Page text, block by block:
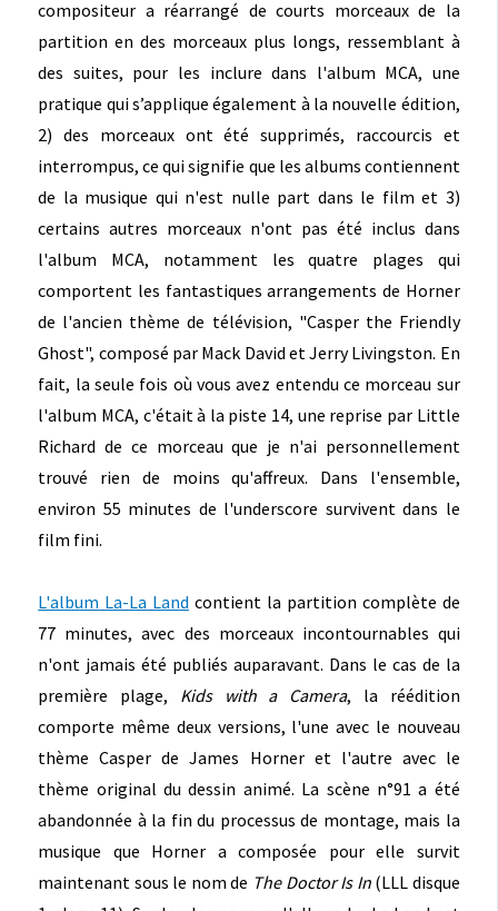
compositeur a réarrangé de courts morceaux de la
partition en des morceaux plus longs, ressemblant à
des suites, pour les inclure dans l'album MCA, une
pratique qui s’applique également à la nouvelle édition,
2) des morceaux ont été supprimés, raccourcis et
interrompus, ce qui signifie que les albums contiennent
de la musique qui n'est nulle part dans le film et 3)
certains autres morceaux n'ont pas été inclus dans
l'album MCA, notamment les quatre plages qui
comportent les fantastiques arrangements de Horner
de l'ancien thème de télévision, "Casper the Friendly
Ghost", composé par Mack David et Jerry Livingston. En
fait, la seule fois où vous avez entendu ce morceau sur
l'album MCA, c'était à la piste 14, une reprise par Little
Richard de ce morceau que je n'ai personnellement
trouvé rien de moins qu'affreux. Dans l'ensemble,
environ 55 minutes de l'underscore survivent dans le
film fini.
L'album La-La Land contient la partition complète de
77 minutes, avec des morceaux incontournables qui
n'ont jamais été publiés auparavant. Dans le cas de la
première plage, Kids with a Camera, la réédition
comporte même deux versions, l'une avec le nouveau
thème Casper de James Horner et l'autre avec le
thème original du dessin animé. La scène n°91 a été
abandonnée à la fin du processus de montage, mais la
musique que Horner a composée pour elle survit
maintenant sous le nom de The Doctor Is In(LLL disque